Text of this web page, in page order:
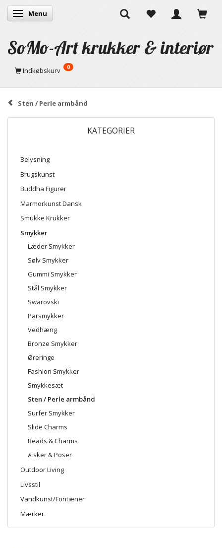
Skifte navigation
Menu
SoMo-Art krukker & interiør
Indkøbskurv 0
Sten / Perle armbånd
KATEGORIER
Belysning
Brugskunst
Buddha Figurer
Marmorkunst Dansk
Smukke Krukker
Smykker
Læder Smykker
Sølv Smykker
Gummi Smykker
Stål Smykker
Swarovski
Parsmykker
Vedhæng
Bronze Smykker
Øreringe
Fashion Smykker
Smykkesæt
Sten / Perle armbånd
Surfer Smykker
Slide Charms
Beads & Charms
Æsker & Poser
Outdoor Living
Livsstil
Vandkunst/Fontæner
Mærker